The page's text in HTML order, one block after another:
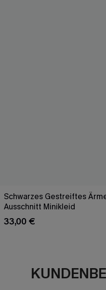
Schwarzes Gestreiftes
Ausschnitt Minikleid
33,00 €